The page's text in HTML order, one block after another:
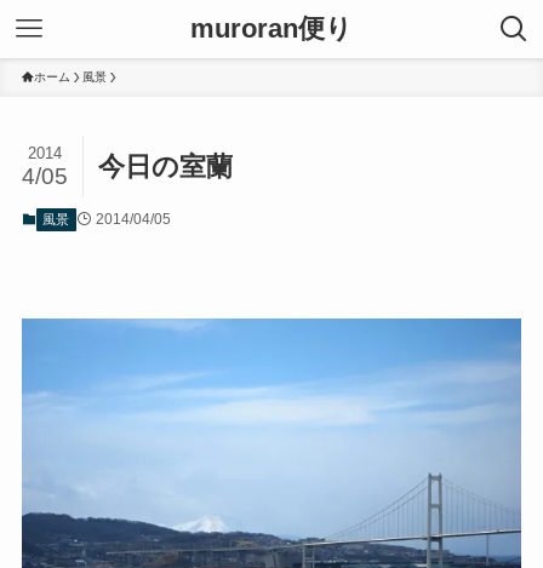
muroran便り
ホーム 風景
今日の室蘭
2014
4/05
風景 2014/04/05